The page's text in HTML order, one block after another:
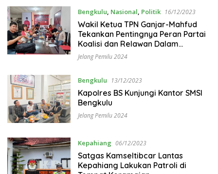
Bengkulu, Nasional, Politik 16/12/2023
Wakil Ketua TPN Ganjar-Mahfud
Tekankan Pentingnya Peran Partai
Koalisi dan Relawan Dalam
Penggunaan Media Sosial
Jelang Pemilu 2024
Bengkulu 13/12/2023
Kapolres BS Kunjungi Kantor SMSI
Bengkulu
Jelang Pemilu 2024
Kepahiang 06/12/2023
Satgas Kamseltibcar Lantas
Kepahiang Lakukan Patroli di